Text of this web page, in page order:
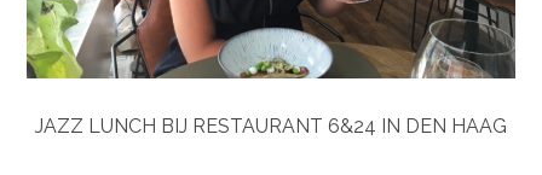
JAZZ LUNCH BIJ RESTAURANT 6&24 IN DEN HAAG